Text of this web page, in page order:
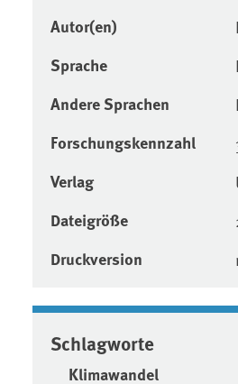
Autor(en)
Sprache
Andere Sprachen
Forschungskennzahl
Verlag
Dateigröße
Druckversion
Schlagworte
Klimawandel